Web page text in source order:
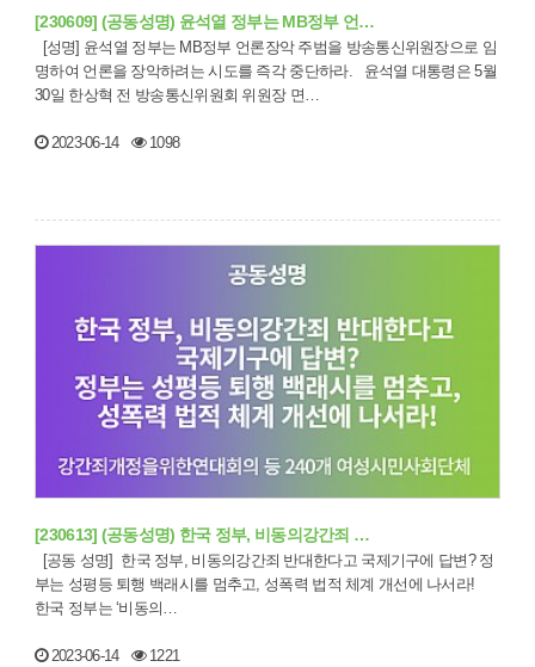
[230609] (공동성명) 윤석열 정부는 MB정부 언…
명하여 언론을 장악하려는 시도를 즉각 중단하라. 윤석열 대통령은 5월
30일 한상혁 전 방송통신위원회 위원장 면…
2023-06-14 1098
[230613] (공동성명) 한국 정부, 비동의강간죄 …
부는 성평등 퇴행 백래시를 멈추고, 성폭력 법적 체계 개선에 나서라!
한국 정부는 ‘비동의…
2023-06-14 1221